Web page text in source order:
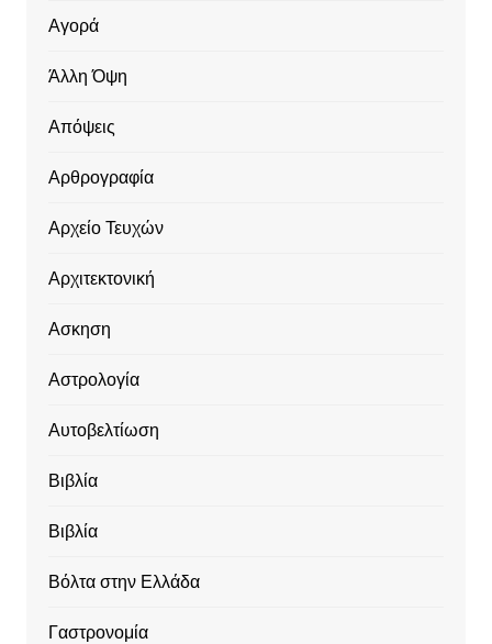
Αγορά
Άλλη Όψη
Απόψεις
Αρθρογραφία
Αρχείο Τευχών
Αρχιτεκτονική
Ασκηση
Αστρολογία
Αυτοβελτίωση
Βιβλία
Βιβλία
Βόλτα στην Ελλάδα
Γαστρονομία